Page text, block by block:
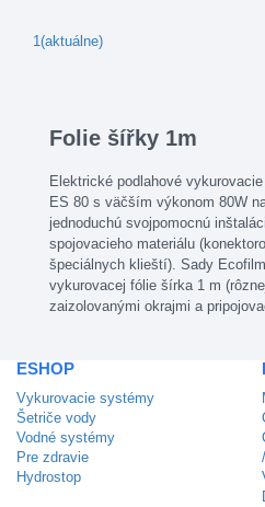
1 (aktuálne)
Folie šířky 1m
Elektrické podlahové
ES 80 s väčším výkonom 80W
jednoduchú svojpomocnú
spojovacieho materiálu
špeciálnych klieští). Sady
vykurovacej fólie šírka 1 m
zaizolovanými okrajmi a
ESHOP
Vykurovacie systémy
Šetriče vody
Vodné systémy
Pre zdravie
Hydrostop